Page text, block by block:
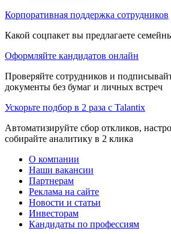
Корпоративная поддержка сотрудников
Какой соцпакет вы предлагаете
Оформляйте кандидатов онлайн
Проверяйте сотрудников и
документы без бумаг и личных встреч
Ускорьте подбор в 2 раза с Talantix
Автоматизируйте сбор откликов,
собирайте аналитику в 2 клика
О компании
Наши вакансии
Партнерам
Реклама на сайте
Новости и статьи
Инвесторам
Кандидаты по профессиям